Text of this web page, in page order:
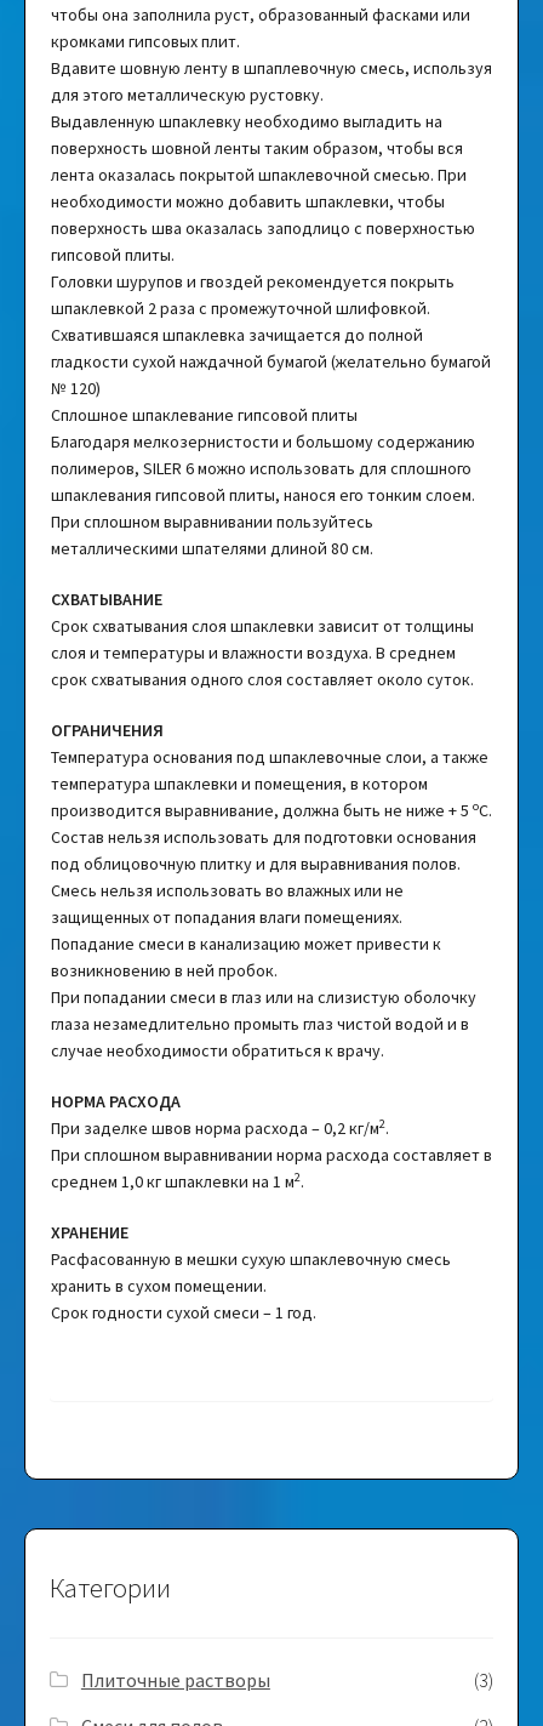
чтобы она заполнила руст, образованный фасками или
кромками гипсовых плит.
Вдавите шовную ленту в шпаплевочную смесь, используя
для этого металлическую рустовку.
Выдавленную шпаклевку необходимо выгладить на
поверхность шовной ленты таким образом, чтобы вся
лента оказалась покрытой шпаклевочной смесью. При
необходимости можно добавить шпаклевки, чтобы
поверхность шва оказалась заподлицо с поверхностью
гипсовой плиты.
Головки шурупов и гвоздей рекомендуется покрыть
шпаклевкой 2 раза с промежуточной шлифовкой.
Схватившаяся шпаклевка зачищается до полной
гладкости сухой наждачной бумагой (желательно бумагой
№ 120)
Сплошное шпаклевание гипсовой плиты
Благодаря мелкозернистости и большому содержанию
полимеров, SILER 6 можно использовать для сплошного
шпаклевания гипсовой плиты, нанося его тонким слоем.
При сплошном выравнивании пользуйтесь
металлическими шпателями длиной 80 см.
СХВАТЫВАНИЕ
Срок схватывания слоя шпаклевки зависит от толщины
слоя и температуры и влажности воздуха. В среднем
срок схватывания одного слоя составляет около суток.
ОГРАНИЧЕНИЯ
Температура основания под шпаклевочные слои, а также
температура шпаклевки и помещения, в котором
производится выравнивание, должна быть не ниже + 5 oC.
Состав нельзя использовать для подготовки основания
под облицовочную плитку и для выравнивания полов.
Смесь нельзя использовать во влажных или не
защищенных от попадания влаги помещениях.
Попадание смеси в канализацию может привести к
возникновению в ней пробок.
При попадании смеси в глаз или на слизистую оболочку
глаза незамедлительно промыть глаз чистой водой и в
случае необходимости обратиться к врачу.
НОРМА РАСХОДА
При заделке швов норма расхода – 0,2 кг/м2.
При сплошном выравнивании норма расхода составляет в
среднем 1,0 кг шпаклевки на 1 м2.
ХРАНЕНИЕ
Расфасованную в мешки сухую шпаклевочную смесь
хранить в сухом помещении.
Срок годности сухой смеси – 1 год.
Категории
Плиточные растворы
(3)